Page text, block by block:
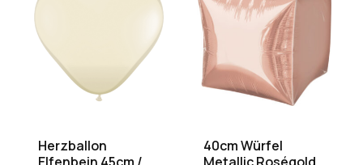
Herzballon
40cm Würfel